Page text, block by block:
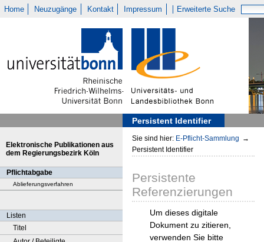
Home Neuzugänge Kontakt Impressum Erweiterte Suche
Persistent Identifier
Elektronische Publikationen aus
dem Regierungsbezirk Köln
Pflichtabgabe
Ablieferungsverfahren
Listen
Titel
Sie sind hier: E-Pflicht-Sammlung →
Persistent Identifier
Persistente
Referenzierungen
Um dieses digitale
Dokument zu zitieren,
verwenden Sie bitte